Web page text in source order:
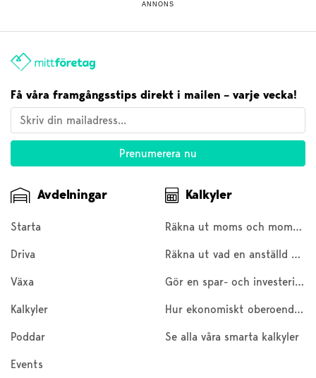
ANNONS
Få våra framgångsstips direkt i mailen – varje vecka!
Avdelningar
Starta
Driva
Växa
Kalkyler
Poddar
Events
Kalkyler
Räkna ut moms och moms baklänges
Räkna ut vad en anställd kostar
Gör en spar- och investeringskalkyl
Hur ekonomiskt oberoende är du?
Se alla våra smarta kalkyler